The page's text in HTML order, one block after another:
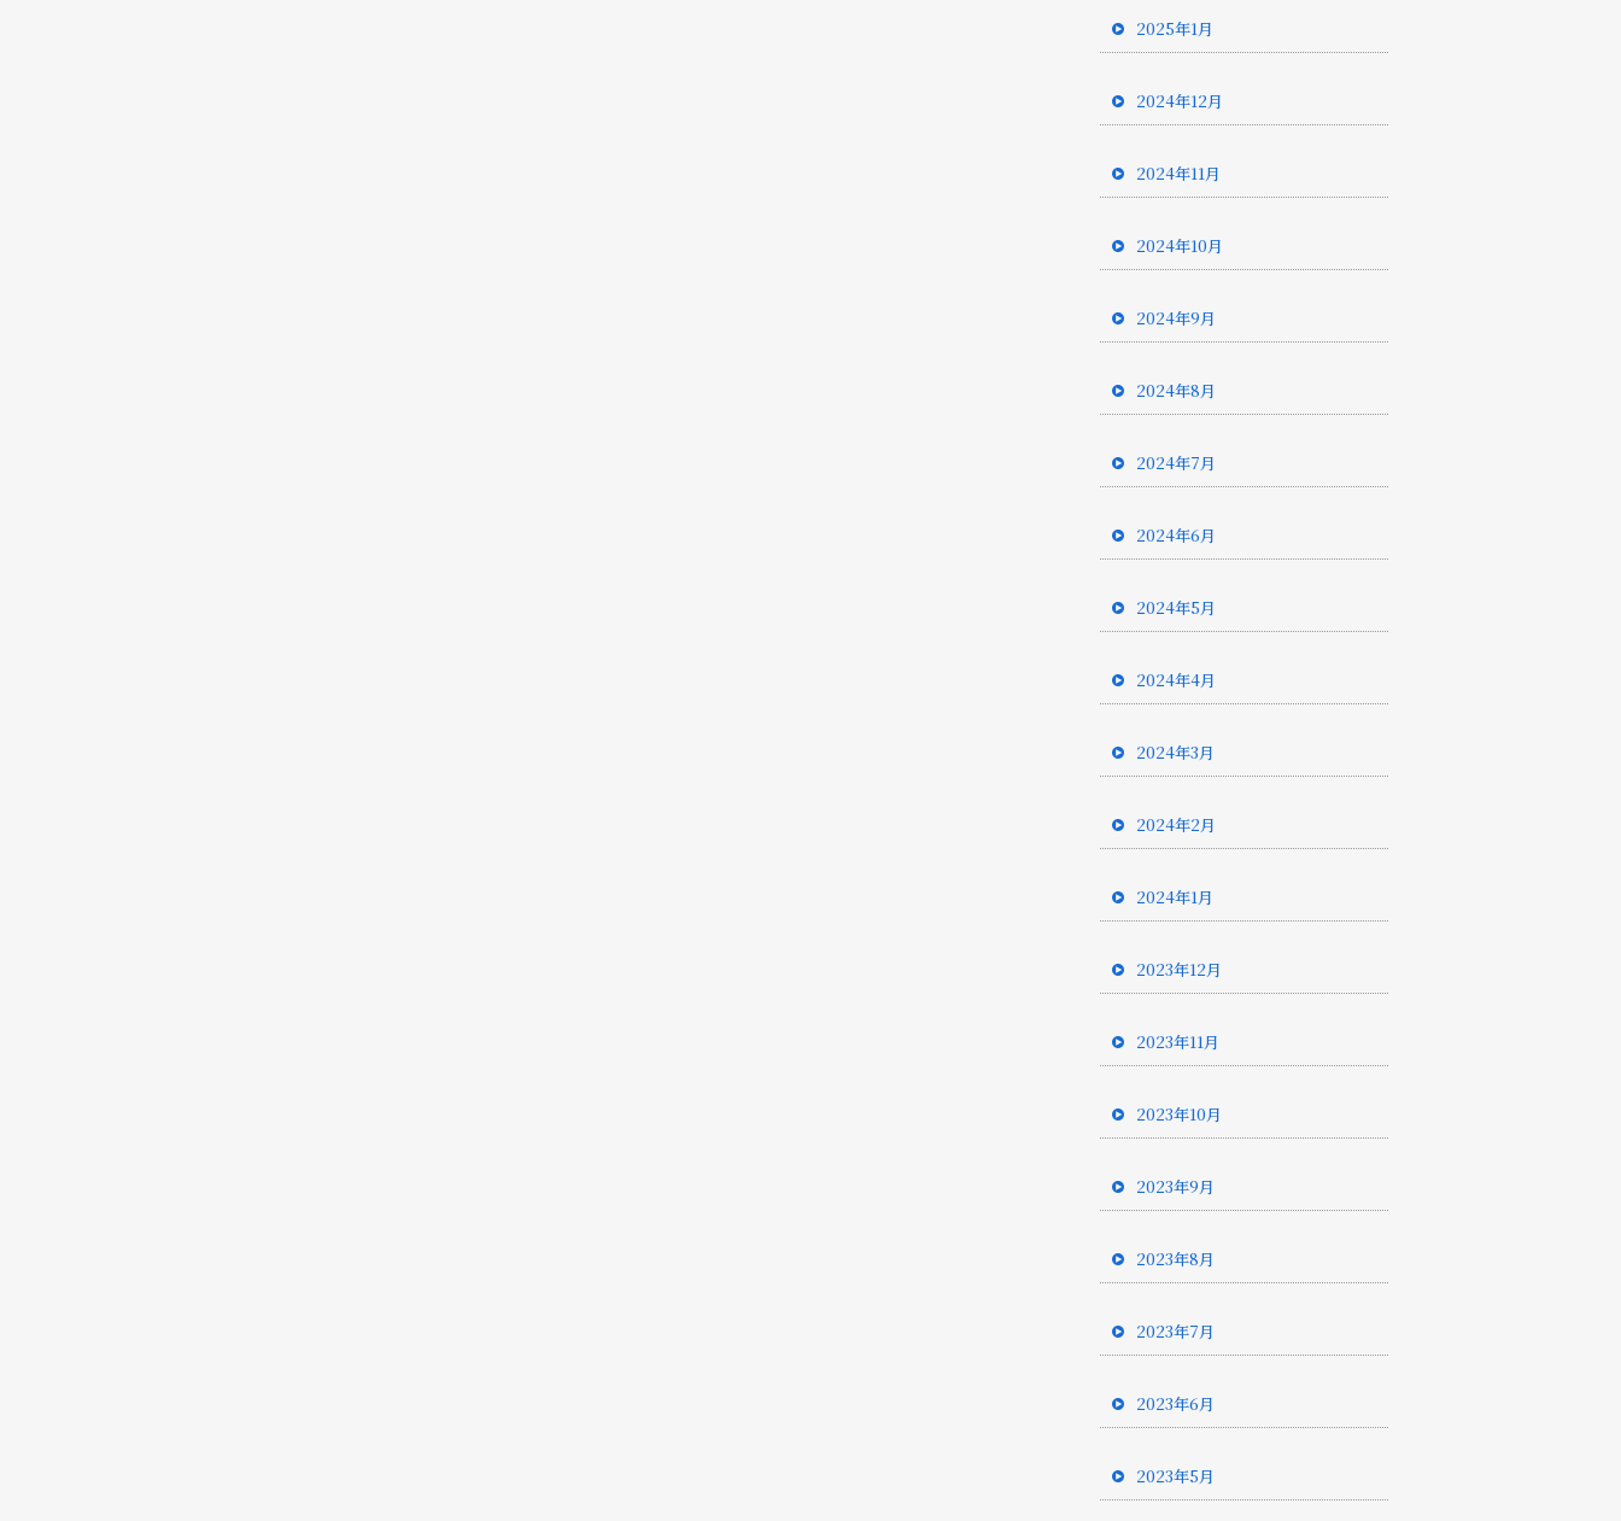
2025年1月
2024年12月
2024年11月
2024年10月
2024年9月
2024年8月
2024年7月
2024年6月
2024年5月
2024年4月
2024年3月
2024年2月
2024年1月
2023年12月
2023年11月
2023年10月
2023年9月
2023年8月
2023年7月
2023年6月
2023年5月